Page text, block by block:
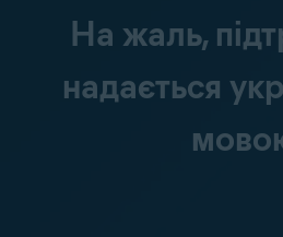
На жаль,
надається